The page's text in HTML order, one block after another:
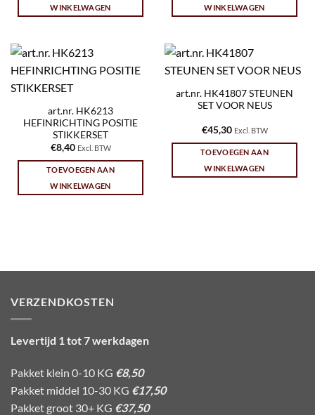
WINKELWAGEN
WINKELWAGEN
art.nr. HK6213
HEFINRICHTING POSITIE
STIKKERSET
€8,40 Excl. BTW
TOEVOEGEN AAN
WINKELWAGEN
art.nr. HK41807 STEUNEN
SET VOOR NEUS
€45,30 Excl. BTW
TOEVOEGEN AAN
WINKELWAGEN
VERZENDKOSTEN
Levertijd 1 tot 7 werkdagen
Pakket klein 0-10 KG €8,50
Pakket middel 10-30 KG €17,50
Pakket groot 30+ KG €37,50